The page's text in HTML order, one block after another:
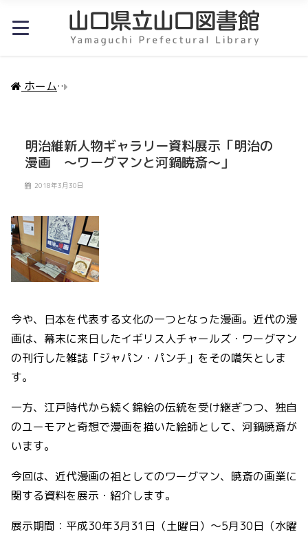
ホーム
明治維新人物ギャラリー資料展示「明治の
漫画 ～ワーグマンと河鍋暁斎～」
2018年3月30日
今や、日本を代表する文化の一つとなった漫画。近代の漫
画は、幕末に来日したイギリス人チャールズ・ワーグマン
の刊行した雑誌「ジャパン・パンチ」をその嚆矢としま
す。
一方、江戸時代から続く錦絵の伝統を受け継ぎつつ、独自
のユーモアと奇想で漫画を描いた絵師として、河鍋暁斎が
います。
今回は、近代漫画の祖としてのワーグマン、暁斎の画業に
関する資料を展示・紹介します。
展示期間：平成30年3月31日（土曜日）～5月30日（水曜